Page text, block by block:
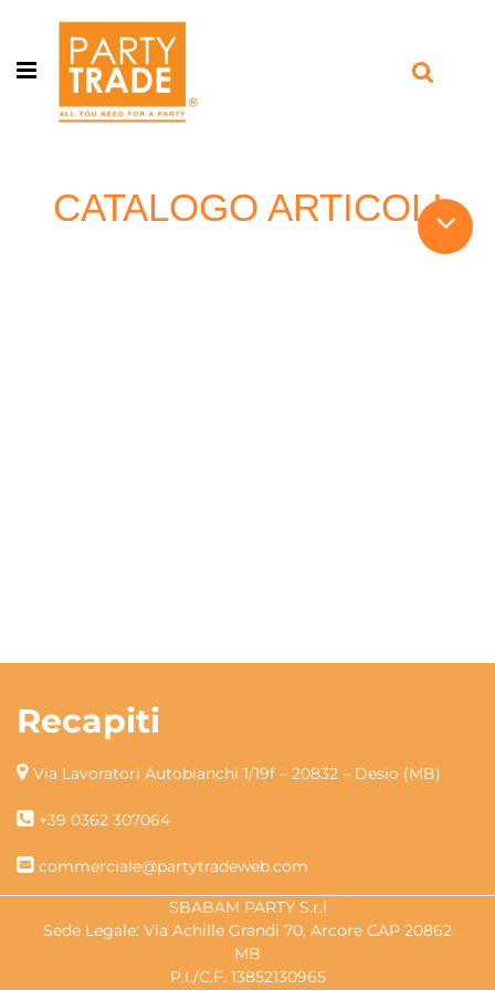
Open menu
CATALOGO ARTICOLI
Recapiti
Via Lavoratori Autobianchi 1/19f – 20832 – Desio (MB)
+39 0362 307064
commerciale@partytradeweb.com
SBABAM PARTY S.r.l
Sede Legale: Via Achille Grandi 70, Arcore CAP 20862
MB
P.I./C.F. 13852130965